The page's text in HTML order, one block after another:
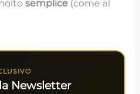
semplice (come al
Newsletter